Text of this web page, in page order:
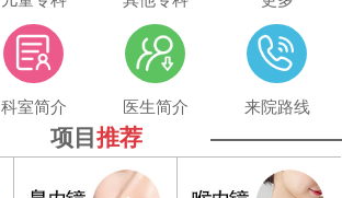
科室简介 医生简介 来院路线
项目 推荐